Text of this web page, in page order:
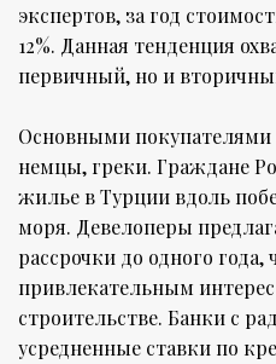
экспертов, за год
12%. Данная тенденция
первичный, но и
Основными покупателями
немцы, греки. Граждане
жилье в Турции вдоль
моря. Девелоперы
рассрочки до одного года,
привлекательным
строительстве. Банки с
усредненные ставки по